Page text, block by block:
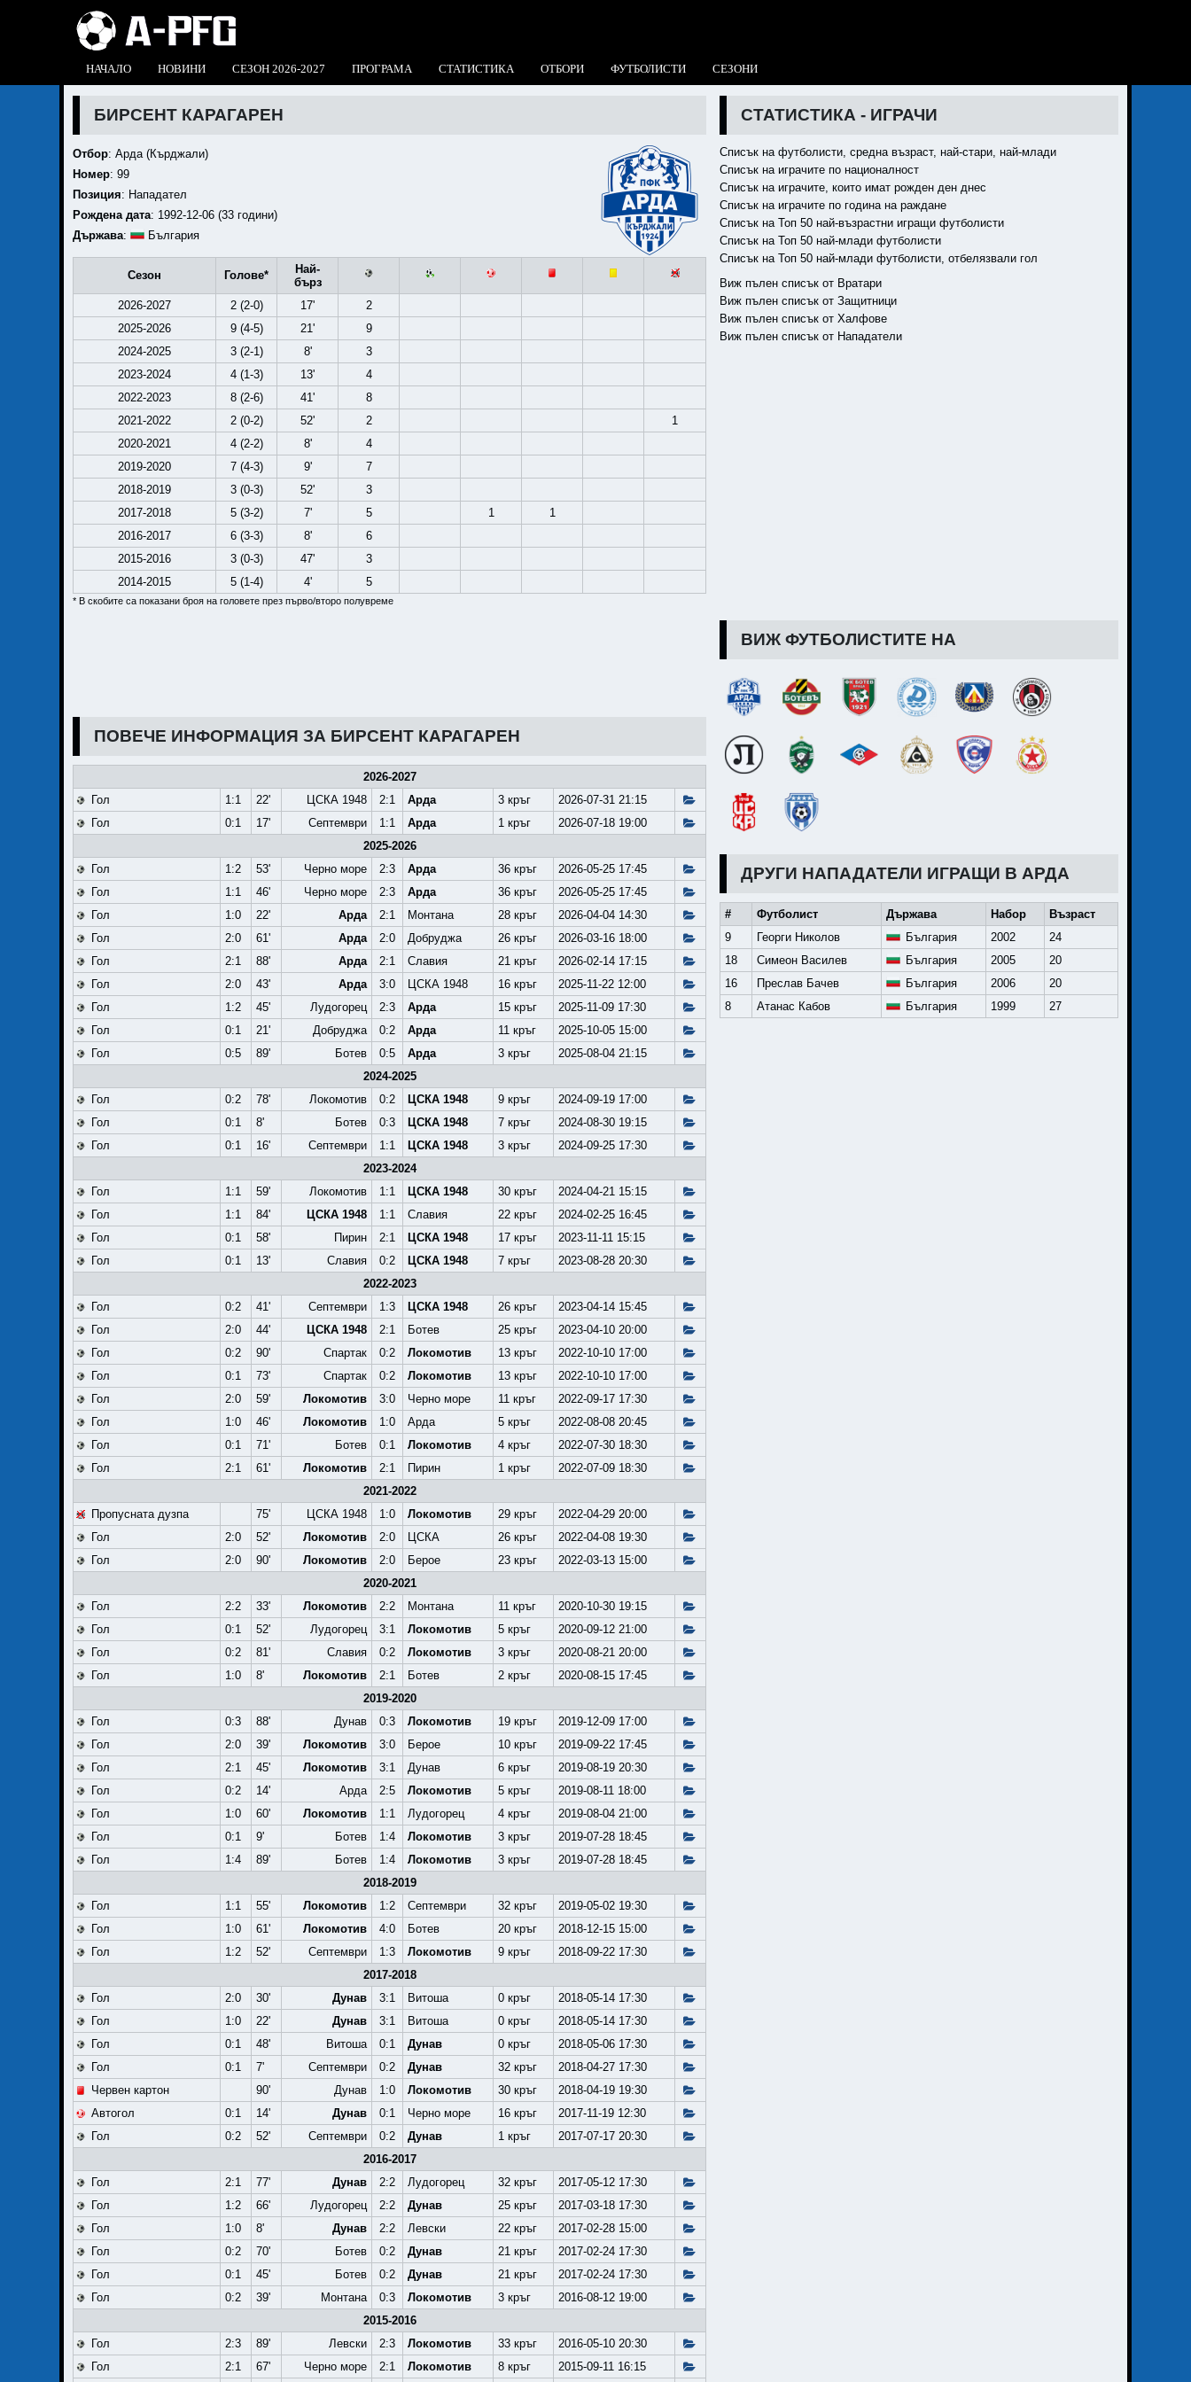
НАЧАЛО НОВИНИ СЕЗОН 2026-2027 ПРОГРАМА СТАТИСТИКА ОТБОРИ ФУТБОЛИСТИ СЕЗОНИ
СТАТИСТИКА - ИГРАЧИ
Списък на футболисти, средна възраст, най-стари, най-млади
Списък на играчите по националност
Списък на играчите, които имат рожден ден днес
Списък на играчите по година на раждане
Списък на Топ 50 най-възрастни игращи футболисти
Списък на Топ 50 най-млади футболисти
Списък на Топ 50 най-млади футболисти, отбелязвали гол
Виж пълен списък от Вратари
Виж пълен списък от Защитници
Виж пълен списък от Халфове
Виж пълен списък от Нападатели
ВИЖ ФУТБОЛИСТИТЕ НА
ДРУГИ НАПАДАТЕЛИ ИГРАЩИ В АРДА
# Футболист Държава Набор
Възраст
9
Георги Николов България 2002
24
18
Симеон Василев България 2005
20
16
Преслав Бачев България 2006
20
8
Атанас Кабов България 1999 27
БИРСЕНТ КАРАГАРЕН
Отбор: Арда (Кърджали)
Номер: 99
Позиция: Нападател
Рождена дата: 1992-12-06 (33 години)
Държава: България
Сезон Голове*
Най-
бърз
2026-2027
2 (2-0) 17'
2
2025-2026
9 (4-5) 21'
9
2024-2025
3 (2-1) 8'
3
2023-2024
4 (1-3) 13'
4
2022-2023
8 (2-6) 41'
8
2021-2022
2 (0-2) 52' 2
1
2020-2021
4 (2-2) 8'
4
2019-2020
7 (4-3) 9'
7
2018-2019
3 (0-3) 52'
3
2017-2018
5 (3-2) 7' 5 1
1
2016-2017
6 (3-3) 8'
6
2015-2016
3 (0-3) 47'
3
2014-2015
5 (1-4) 4' 5
* В скобите са показани броя на головете през първо/второ полувреме
ПОВЕЧЕ ИНФОРМАЦИЯ ЗА БИРСЕНТ КАРАГАРЕН
2026-2027
Гол
1:1 22' ЦСКА 1948 2:1 Арда 3 кръг
2026-07-31 21:15
Гол
0:1 17' Септември 1:1 Арда 1 кръг
2026-07-18 19:00
2025-2026
Гол
1:2 53' Черно море 2:3 Арда 36 кръг
2026-05-25 17:45
Гол
1:1 46' Черно море 2:3 Арда 36 кръг
2026-05-25 17:45
Гол
1:0 22' Арда 2:1 Монтана 28 кръг
2026-04-04 14:30
Гол
2:0 61' Арда 2:0 Добруджа 26 кръг
2026-03-16 18:00
Гол
2:1 88' Арда 2:1 Славия 21 кръг
2026-02-14 17:15
Гол
2:0 43' Арда 3:0 ЦСКА 1948 16 кръг
2025-11-22 12:00
Гол
1:2 45' Лудогорец 2:3 Арда 15 кръг
2025-11-09 17:30
Гол
0:1 21' Добруджа 0:2 Арда 11 кръг
2025-10-05 15:00
Гол
0:5 89' Ботев 0:5 Арда 3 кръг
2025-08-04 21:15
2024-2025
Гол
0:2 78' Локомотив 0:2 ЦСКА 1948 9 кръг
2024-09-19 17:00
Гол
0:1 8' Ботев 0:3 ЦСКА 1948 7 кръг
2024-08-30 19:15
Гол
0:1 16' Септември 1:1 ЦСКА 1948 3 кръг
2024-09-25 17:30
2023-2024
Гол
1:1 59' Локомотив 1:1 ЦСКА 1948 30 кръг
2024-04-21 15:15
Гол
1:1 84' ЦСКА 1948 1:1 Славия 22 кръг
2024-02-25 16:45
Гол
0:1 58' Пирин 2:1 ЦСКА 1948 17 кръг
2023-11-11 15:15
Гол
0:1 13' Славия 0:2 ЦСКА 1948 7 кръг
2023-08-28 20:30
2022-2023
Гол
0:2 41' Септември 1:3 ЦСКА 1948 26 кръг
2023-04-14 15:45
Гол
2:0 44' ЦСКА 1948 2:1 Ботев 25 кръг
2023-04-10 20:00
Гол
0:2 90' Спартак 0:2 Локомотив 13 кръг
2022-10-10 17:00
Гол
0:1 73' Спартак 0:2 Локомотив 13 кръг
2022-10-10 17:00
Гол
2:0 59' Локомотив 3:0 Черно море 11 кръг
2022-09-17 17:30
Гол
1:0 46' Локомотив 1:0 Арда 5 кръг
2022-08-08 20:45
Гол
0:1 71' Ботев 0:1 Локомотив 4 кръг
2022-07-30 18:30
Гол
2:1 61' Локомотив 2:1 Пирин 1 кръг
2022-07-09 18:30
2021-2022
Пропусната дузпа
75' ЦСКА 1948 1:0 Локомотив 29 кръг
2022-04-29 20:00
Гол
2:0 52' Локомотив 2:0 ЦСКА 26 кръг
2022-04-08 19:30
Гол
2:0 90' Локомотив 2:0 Берое 23 кръг
2022-03-13 15:00
2020-2021
Гол
2:2 33' Локомотив 2:2 Монтана 11 кръг
2020-10-30 19:15
Гол
0:1 52' Лудогорец 3:1 Локомотив 5 кръг
2020-09-12 21:00
Гол
0:2 81' Славия 0:2 Локомотив 3 кръг
2020-08-21 20:00
Гол
1:0 8' Локомотив 2:1 Ботев 2 кръг
2020-08-15 17:45
2019-2020
Гол
0:3 88' Дунав 0:3 Локомотив 19 кръг
2019-12-09 17:00
Гол
2:0 39' Локомотив 3:0 Берое 10 кръг
2019-09-22 17:45
Гол
2:1 45' Локомотив 3:1 Дунав 6 кръг
2019-08-19 20:30
Гол
0:2 14' Арда 2:5 Локомотив 5 кръг
2019-08-11 18:00
Гол
1:0 60' Локомотив 1:1 Лудогорец 4 кръг
2019-08-04 21:00
Гол
0:1 9' Ботев 1:4 Локомотив 3 кръг
2019-07-28 18:45
Гол
1:4 89' Ботев 1:4 Локомотив 3 кръг
2019-07-28 18:45
2018-2019
Гол
1:1 55' Локомотив 1:2 Септември 32 кръг
2019-05-02 19:30
Гол
1:0 61' Локомотив 4:0 Ботев 20 кръг
2018-12-15 15:00
Гол
1:2 52' Септември 1:3 Локомотив 9 кръг
2018-09-22 17:30
2017-2018
Гол
2:0 30' Дунав 3:1 Витоша 0 кръг
2018-05-14 17:30
Гол
1:0 22' Дунав 3:1 Витоша 0 кръг
2018-05-14 17:30
Гол
0:1 48' Витоша 0:1 Дунав 0 кръг
2018-05-06 17:30
Гол
0:1 7' Септември 0:2 Дунав 32 кръг
2018-04-27 17:30
Червен картон
90' Дунав 1:0 Локомотив 30 кръг
2018-04-19 19:30
Автогол
0:1 14' Дунав 0:1 Черно море 16 кръг
2017-11-19 12:30
Гол
0:2 52' Септември 0:2 Дунав 1 кръг
2017-07-17 20:30
2016-2017
Гол
2:1 77' Дунав 2:2 Лудогорец 32 кръг
2017-05-12 17:30
Гол
1:2 66' Лудогорец 2:2 Дунав 25 кръг
2017-03-18 17:30
Гол
1:0 8' Дунав 2:2 Левски 22 кръг
2017-02-28 15:00
Гол
0:2 70' Ботев 0:2 Дунав 21 кръг
2017-02-24 17:30
Гол
0:1 45' Ботев 0:2 Дунав 21 кръг
2017-02-24 17:30
Гол
0:2 39' Монтана 0:3 Локомотив 3 кръг
2016-08-12 19:00
2015-2016
Гол
2:3 89' Левски 2:3 Локомотив 33 кръг
2016-05-10 20:30
Гол
2:1 67' Черно море 2:1 Локомотив 8 кръг 2015-09-11 16:15